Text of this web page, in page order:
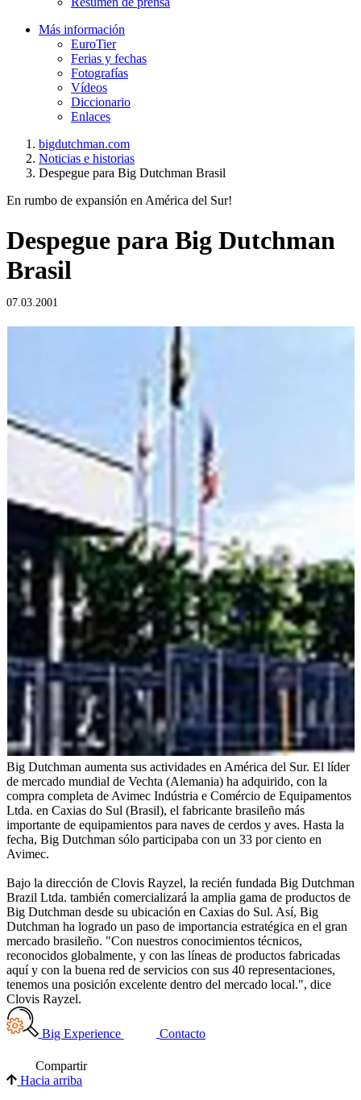
Más información
EuroTier
Ferias y fechas
Fotografías
Vídeos
Diccionario
Enlaces
bigdutchman.com
Noticias e historias
Despegue para Big Dutchman Brasil
En rumbo de expansión en América del Sur!
Despegue para Big Dutchman
Brasil
07.03.2001
Big Dutchman aumenta sus actividades en América del Sur. El líder
de mercado mundial de Vechta (Alemania) ha adquirido, con la
compra completa de Avimec Indústria e Comércio de Equipamentos
Ltda. en Caxias do Sul (Brasil), el fabricante brasileño más
importante de equipamientos para naves de cerdos y aves. Hasta la
fecha, Big Dutchman sólo participaba con un 33 por ciento en
Avimec.
Bajo la dirección de Clovis Rayzel, la recién fundada Big Dutchman
Brazil Ltda. también comercializará la amplia gama de productos de
Big Dutchman desde su ubicación en Caxias do Sul. Así, Big
Dutchman ha logrado un paso de importancia estratégica en el gran
mercado brasileño. "Con nuestros conocimientos técnicos,
reconocidos globalmente, y con las líneas de productos fabricadas
aquí y con la buena red de servicios con sus 40 representaciones,
tenemos una posición excelente dentro del mercado local.", dice
Clovis Rayzel.
Big Experience Contacto
Compartir
Hacia arriba